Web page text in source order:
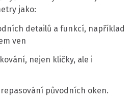
jako:
detailů a funkcí, například
ven
nejen kličky, ale i
původních oken.